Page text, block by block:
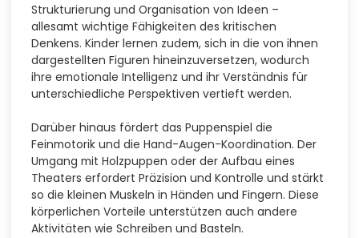
Strukturierung und Organisation von Ideen –
allesamt wichtige Fähigkeiten des kritischen
Denkens. Kinder lernen zudem, sich in die von ihnen
dargestellten Figuren hineinzuversetzen, wodurch
ihre emotionale Intelligenz und ihr Verständnis für
unterschiedliche Perspektiven vertieft werden.
Darüber hinaus fördert das Puppenspiel die
Feinmotorik und die Hand-Augen-Koordination. Der
Umgang mit Holzpuppen oder der Aufbau eines
Theaters erfordert Präzision und Kontrolle und stärkt
so die kleinen Muskeln in Händen und Fingern. Diese
körperlichen Vorteile unterstützen auch andere
Aktivitäten wie Schreiben und Basteln.